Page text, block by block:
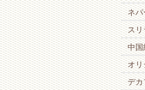
ネ
ス
中国
オ
デカ